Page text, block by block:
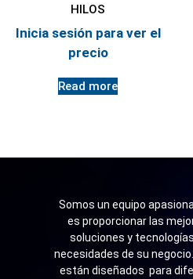
HILOS
Inicia sesión para ver el
precio
Read more
Somos un equipo
es proporcionar las
soluciones y
necesidades de su
están diseñados para